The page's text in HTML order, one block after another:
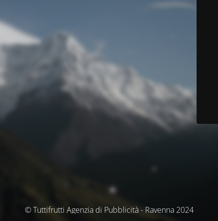
© Tuttifrutti Agenzia di Pubblicità - Ravenna 2024